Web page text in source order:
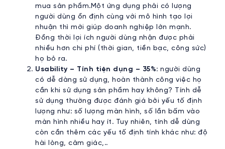
mua sản phẩm.Một ứng dụng phải có lượng
người dùng ổn định cùng với mô hình tạo lợi
nhuận thì mới giúp doanh nghiệp lớn mạnh.
Đồng thời lợi ích người dùng nhận được phải
nhiều hơn chi phí (thời gian, tiền bạc, công sức)
họ bỏ ra.
Usability – Tính tiện dụng – 35%: người dùng
có dễ dàng sử dụng, hoàn thành công việc họ
cần khi sử dụng sản phẩm hay không? Tính dễ
sử dụng thường được đánh giá bởi yếu tố định
lượng như: số lượng màn hình, số lần bấm vào
màn hình nhiều hay ít. Tuy nhiên, tính dễ dùng
còn cần thêm các yếu tố định tính khác như: độ
hài lòng, cảm giác,..